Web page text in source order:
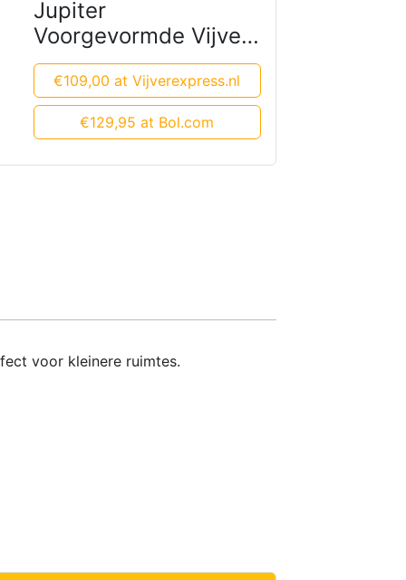
Jupiter
Voorgevormde Vijver
voor Tuinen
€109,00 at Vijverexpress.nl
€129,95 at Bol.com
voor kleinere ruimtes.